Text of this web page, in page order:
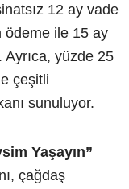
12 ay vade
ödeme ile 15 ay
yüzde 25
çeşitli
sunuluyor.
Yaşayın”
çağdaş